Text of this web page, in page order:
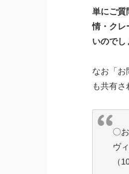
単にご質
情・クレ
いのでし
なお「お
も共有さ
〇
ヴ
（